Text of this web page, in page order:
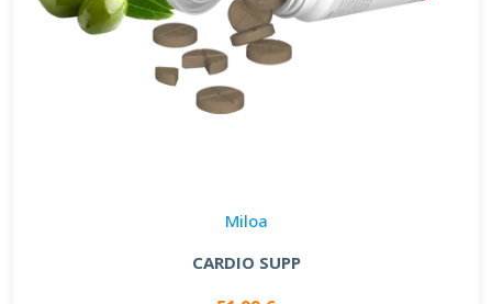
Miloa
CARDIO SUPP